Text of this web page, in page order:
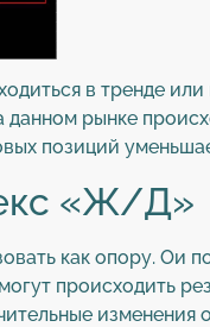
в тренде
рынке
позиций
«Ж/Д»
как опору. Ои
происходить
изменения